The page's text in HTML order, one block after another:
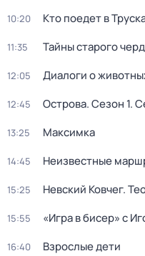
10:20 Кто поедет в
11:35 Тайны старого
12:05 Диалоги о
12:45 Острова. Сезон 1.
13:25 Максимка
14:45 Неизвестные
15:25 Невский Ковчег.
15:55 «Игра в бисер» с
16:40 Взрослые дети